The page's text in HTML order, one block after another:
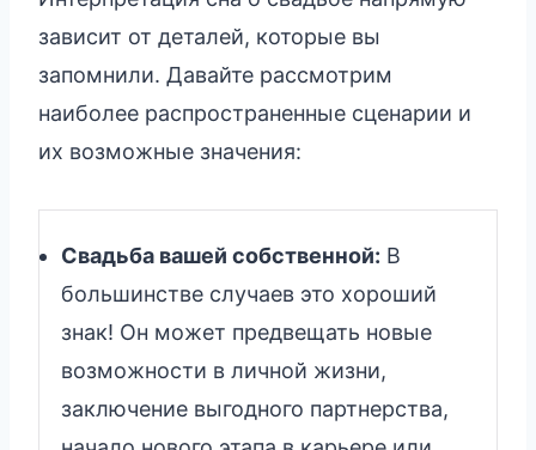
зависит от деталей, которые вы
запомнили. Давайте рассмотрим
наиболее распространенные сценарии и
их возможные значения:
Свадьба вашей собственной: В
большинстве случаев это хороший
знак! Он может предвещать новые
возможности в личной жизни,
заключение выгодного партнерства,